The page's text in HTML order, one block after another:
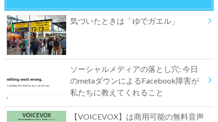
気づいたときは「ゆでガエル」
ソーシャルメディアの落とし穴: 今日
のmetaダウンによるFacebook障害が
私たちに教えてくれること
【VOICEVOX】は商用可能の無料音声